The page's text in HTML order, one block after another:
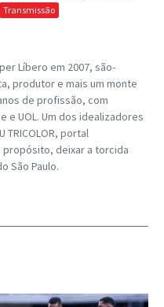
Transmissão
Líbero em 2007, são-
produtor e mais um monte
de profissão, com
e UOL. Um dos idealizadores
TRICOLOR, portal
deixar a torcida
São Paulo.